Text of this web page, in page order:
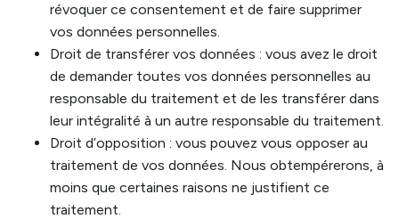
révoquer ce consentement et de faire supprimer
vos données personnelles.
Droit de transférer vos données : vous avez le droit
de demander toutes vos données personnelles au
responsable du traitement et de les transférer dans
leur intégralité à un autre responsable du traitement.
Droit d’opposition : vous pouvez vous opposer au
traitement de vos données. Nous obtempérerons, à
moins que certaines raisons ne justifient ce
traitement.